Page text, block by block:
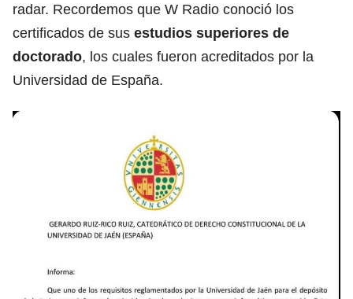
radar. Recordemos que W Radio conoció los
certificados de sus estudios superiores de
doctorado, los cuales fueron acreditados por la
Universidad de España.